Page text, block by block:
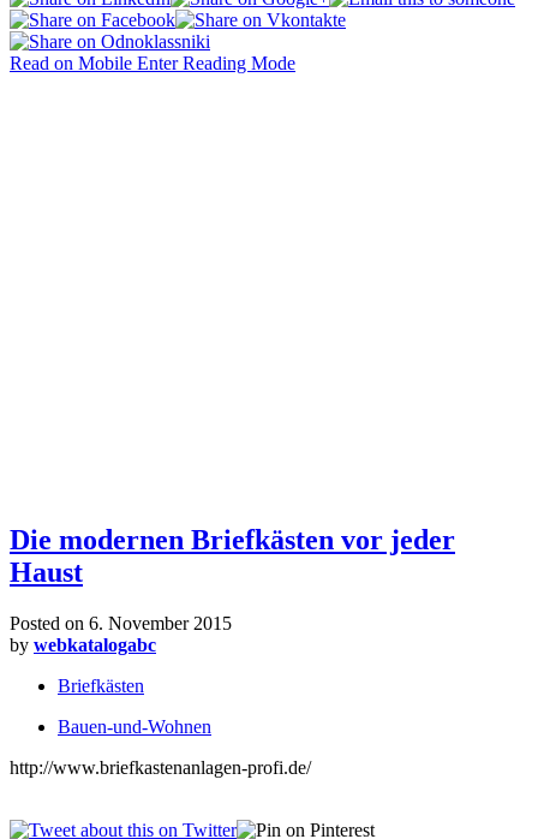
Read on Mobile Enter Reading Mode
Die modernen Briefkästen vor jeder
Haust
Posted on 6. November 2015
by webkatalogabc
Briefkästen
Bauen-und-Wohnen
http://www.briefkastenanlagen-profi.de/